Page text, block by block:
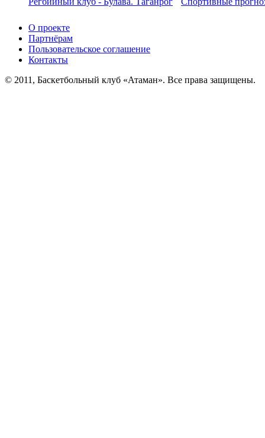
О проекте
Партнёрам
Пользовательское соглашение
Контакты
© 2011, Баскетбольный клуб «Атаман». Все права защищены.